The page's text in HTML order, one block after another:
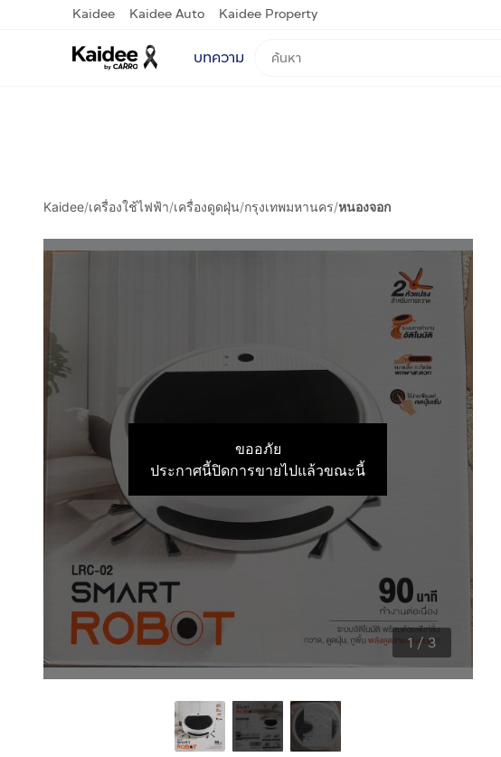
Kaidee Kaidee Auto Kaidee Property
บทความ
Kaidee/เครื่องใช้ไฟฟ้า/เครื่องดูดฝุ่น/กรุงเทพมหานคร/หนองจอก
ขออภัย
ประกาศนี้ปิดการขายไปแล้วขณะนี้
1 / 3